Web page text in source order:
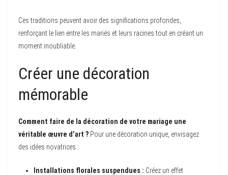
Ces traditions peuvent avoir des significations profondes,
renforçant le lien entre les mariés et leurs racines tout en créant un
moment inoubliable.
Créer une décoration
mémorable
Comment faire de la décoration de votre mariage une
véritable œuvre d’art ? Pour une décoration unique, envisagez
des idées novatrices :
Installations florales suspendues : Créez un effet